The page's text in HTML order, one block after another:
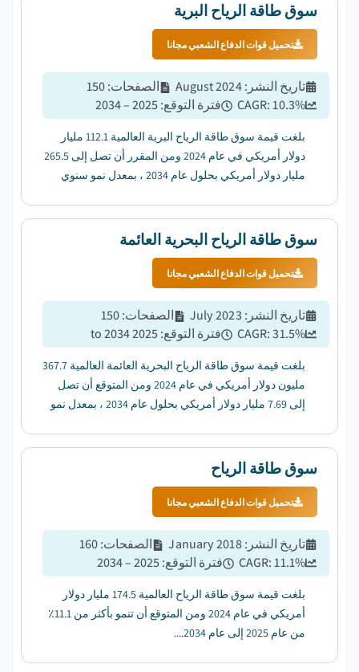
سوق طاقة الرياح البرية
تحميل قوات الدفاع الشعبي مجانا
تاريخ النشر :
August 2024 الصفحات:
150
CAGR:10.3% فترة التوقع:
2025 – 2034
بلغت قيمة سوق طاقة الرياح البرية العالمية 112.1 مليار
دولار أمريكي في عام 2024 ومن المقرر أن تصل إلى 265.5
مليار دولار أمريكي بحلول عام 2034 ، بمعدل نمو سنوي
سوق طاقة الرياح البحرية العائمة
تحميل قوات الدفاع الشعبي مجانا
تاريخ النشر :
July 2023 الصفحات:
150
CAGR:31.5% فترة التوقع:
2025 to 2034
بلغت قيمة سوق طاقة الرياح البحرية العائمة العالمية 367.7
مليون دولار أمريكي في عام 2024 ومن المتوقع أن تصل
إلى 7.69 مليار دولار أمريكي بحلول عام 2034 ، بمعدل نمو
سوق طاقة الرياح
تحميل قوات الدفاع الشعبي مجانا
تاريخ النشر :
January 2018 الصفحات:
160
CAGR:11.1% فترة التوقع:
2025 – 2034
بلغت قيمة سوق طاقة الرياح العالمية 174.5 مليار دولار
أمريكي في عام 2024 ومن المتوقع أن تنمو بأكثر من 11.1٪
من عام 2025 إلى عام 2034....